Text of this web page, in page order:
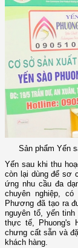
Sản phẩm Yến
Yến sau khi thu
còn lại dùng để sơ
ứng nhu cầu đa
chuyên nghiệp,
Phương đã tạo ra
nguyên tổ, yến
thực tế, Phuong's
chưng cất sẵn và
khách hàng.